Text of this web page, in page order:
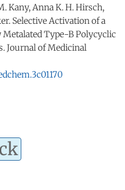
Kany, Anna K. H. Hirsch,
Selective Activation of a
Metalated Type-B Polycyclic
Journal of Medicinal